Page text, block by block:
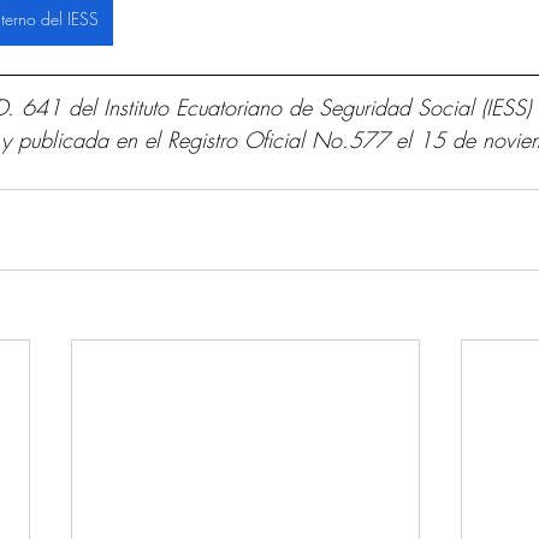
del IESS
641 del Instituto Ecuatoriano de Seguridad Social
publicada en el Registro Oficial No.577 el 15 de